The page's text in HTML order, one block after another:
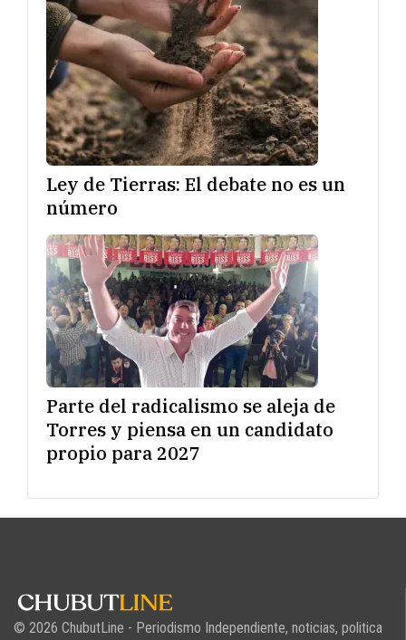
Ley de Tierras: El debate no es un
número
Parte del radicalismo se aleja de
Torres y piensa en un candidato
propio para 2027
© 2026 ChubutLine - Periodismo Independiente, noticias, politica